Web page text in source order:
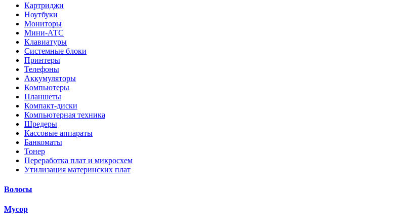
Картриджи
Ноутбуки
Мониторы
Мини-АТС
Клавиатуры
Системные блоки
Принтеры
Телефоны
Аккумуляторы
Компьютеры
Планшеты
Компакт-диски
Компьютерная техника
Шредеры
Кассовые аппараты
Банкоматы
Тонер
Переработка плат и микросхем
Утилизация материнских плат
Волосы
Мусор